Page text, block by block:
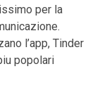
per la
l’app, Tinder
popolari